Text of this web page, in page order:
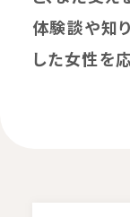
体験談や知
した女性を